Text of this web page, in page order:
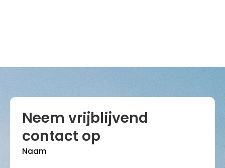
Neem vrijblijvend
contact op
Naam